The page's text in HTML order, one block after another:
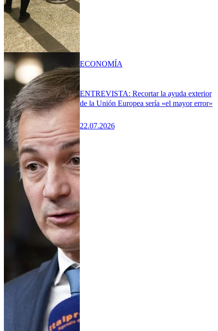
ENTREVISTA: Recortar la ayuda exterior
de la Unión Europea sería «el mayor error»
22.07.2026
ECONOMÍA